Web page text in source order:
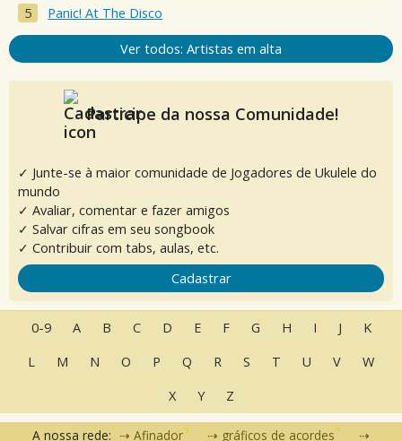
Panic! At The Disco
Ver todos: Artistas em alta
Participe da nossa Comunidade!
✓ Junte-se à maior comunidade de Jogadores de Ukulele do
mundo
✓ Avaliar, comentar e fazer amigos
✓ Salvar cifras em seu songbook
✓ Contribuir com tabs, aulas, etc.
Cadastrar
0-9 A B C D E F G H I J
K
L
M N O P Q R S T U V
W
X
Y Z
A nossa rede: Afinador gráficos de acordes